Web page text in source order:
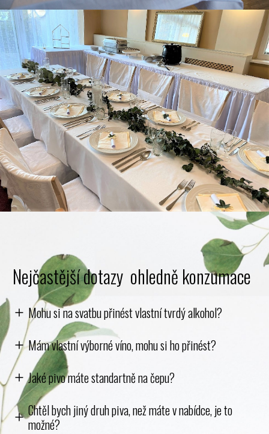
Nejčastější dotazy ohledně konzumace
Mohu si na svatbu přinést vlastní tvrdý alkohol?
Mám vlastní výborné víno, mohu si ho přinést?
Jaké pivo máte standartně na čepu?
Chtěl bych jiný druh piva, než máte v nabídce, je to
možné?